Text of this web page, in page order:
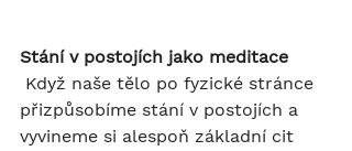
Stání v postojích jako meditace
přizpůsobíme stání v postojích a
vyvineme si alespoň základní cit